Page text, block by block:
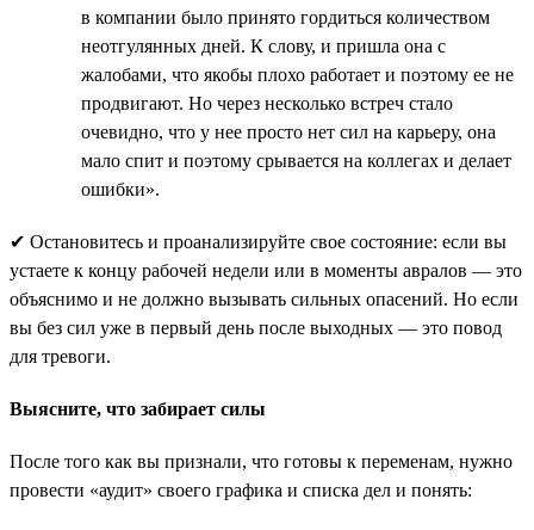
в компании было принято гордиться количеством
неотгулянных дней. К слову, и пришла она с
жалобами, что якобы плохо работает и поэтому ее не
продвигают. Но через несколько встреч стало
очевидно, что у нее просто нет сил на карьеру, она
мало спит и поэтому срывается на коллегах и делает
ошибки».
✔ Остановитесь и проанализируйте свое состояние: если вы
устаете к концу рабочей недели или в моменты авралов — это
объяснимо и не должно вызывать сильных опасений. Но если
вы без сил уже в первый день после выходных — это повод
для тревоги.
Выясните, что забирает силы
После того как вы признали, что готовы к переменам, нужно
провести «аудит» своего графика и списка дел и понять: